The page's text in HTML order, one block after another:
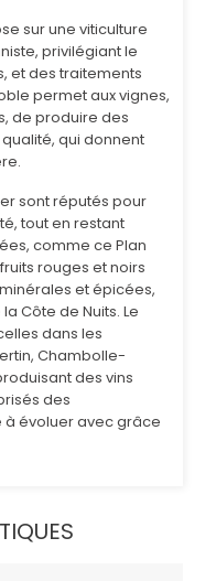
sur une viticulture
privilégiant le
et des traitements
permet aux vignes,
de produire des
qui donnent
sont réputés pour
tout en restant
comme ce Plan
rouges et noirs
et épicées,
Côte de Nuits. Le
dans les
Chambolle-
des vins
des
évoluer avec grâce